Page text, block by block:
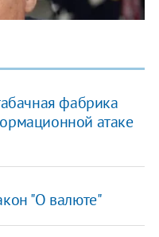
фабрика
атаке
"О валюте"